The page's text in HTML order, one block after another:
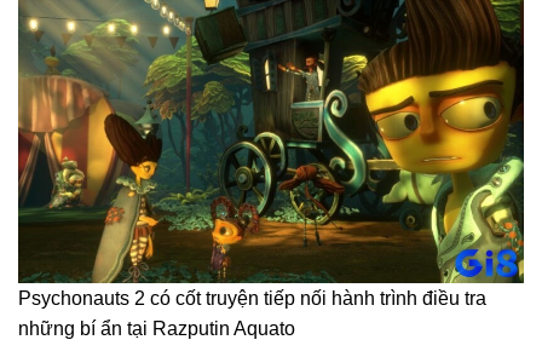
Psychonauts 2 có cốt truyện tiếp nối hành trình điều tra
những bí ẩn tại Razputin Aquato